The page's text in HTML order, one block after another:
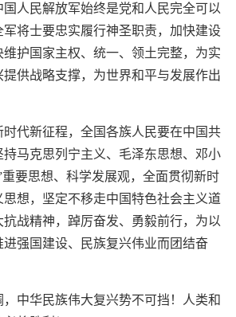
人民解放军始终是党和人民完全可以
将士要忠实履行神圣职责，加快建设
护国家主权、统一、领土完整，为实
供战略支撑，为世界和平与发展作出
时代新征程，全国各族人民要在中国共
马克思列宁主义、毛泽东思想、邓小
要思想、科学发展观，全面贯彻新时
想，坚定不移走中国特色社会主义道
战精神，踔厉奋发、勇毅前行，为以
强国建设、民族复兴伟业而团结奋
中华民族伟大复兴势不可挡！人类和